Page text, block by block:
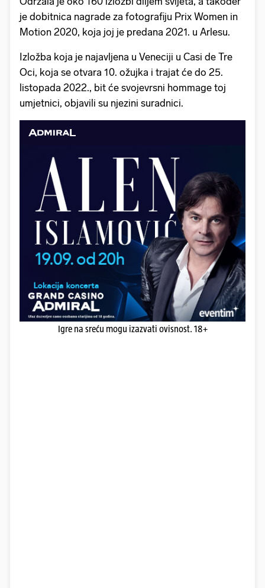
je dobitnica nagrade za fotografiju Prix Women in
Motion 2020, koja joj je predana 2021. u Arlesu.
Izložba koja je najavljena u Veneciji u Casi de Tre
Oci, koja se otvara 10. ožujka i trajat će do 25.
listopada 2022., bit će svojevrsni hommage toj
umjetnici, objavili su njezini suradnici.
Igre na sreću mogu izazvati ovisnost. 18+